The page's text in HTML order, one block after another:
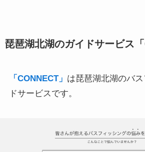
琵琶湖北湖のガイドサービス
「CONNECT」 は琵琶湖北湖のバ
ドサービスです。